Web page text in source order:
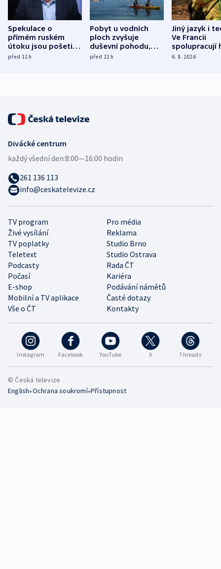
Spekulace o
přímém ruském
útoku jsou pošetilé,
míní estonský
před 12h
Pobyt u vodních
ploch zvyšuje
duševní pohodu,
ukázala
před 21h
Jiný jazyk i
Ve Francii
spolupracují
různých zemí
6. 8. 2026
Instagram Facebook YouTube X Threads
TV program
Pro média
Živé vysílání
Reklama
TV poplatky
Studio Brno
Teletext
Studio Ostrava
Podcasty
Rada ČT
Počasí
Kariéra
E-shop
Podávání námětů
Mobilní a TV aplikace
Časté dotazy
Vše o ČT
Kontakty
Divácké centrum
každý všední den:8:00—16:00 hodin
261 136 113
info@ceskatelevize.cz
© Česká televize
English•Ochrana soukromí•Přístupnost